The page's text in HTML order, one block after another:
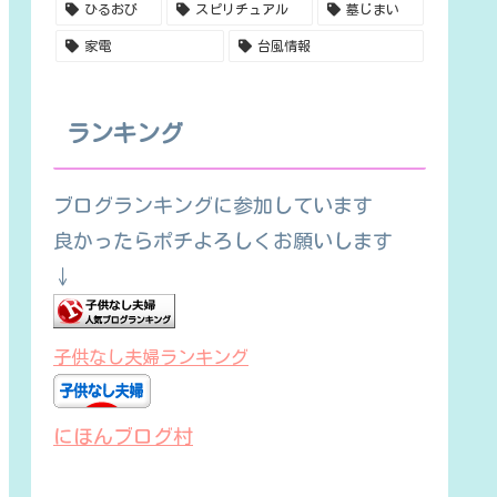
ひるおび スピリチュアル 墓じまい
家電 台風情報
ランキング
ブログランキングに参加しています
良かったらポチよろしくお願いします
↓
子供なし夫婦ランキング
にほんブログ村